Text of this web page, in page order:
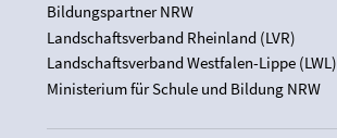
Bildungspartner NRW
Landschaftsverband Rheinland (LVR)
Landschaftsverband Westfalen-Lippe (LWL)
Ministerium für Schule und Bildung NRW